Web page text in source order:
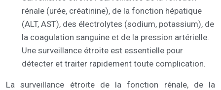
rénale (urée, créatinine), de la fonction hépatique
(ALT, AST), des électrolytes (sodium, potassium), de
la coagulation sanguine et de la pression artérielle.
Une surveillance étroite est essentielle pour
détecter et traiter rapidement toute complication.
La surveillance étroite de la fonction rénale, de la